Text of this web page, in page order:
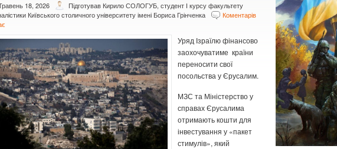
18, 2026
Підготував Кирило СОЛОГУБ, студент І курсу факультету
Київського столичного університету імені Бориса Грінченка
Коментарів
Уряд Ізраїлю фінансово
заохочуватиме країни
переносити свої
посольства у Єрусалим.
МЗС та Міністерство у
справах Єрусалима
отримають кошти для
інвестування у «пакет
стимулів», який